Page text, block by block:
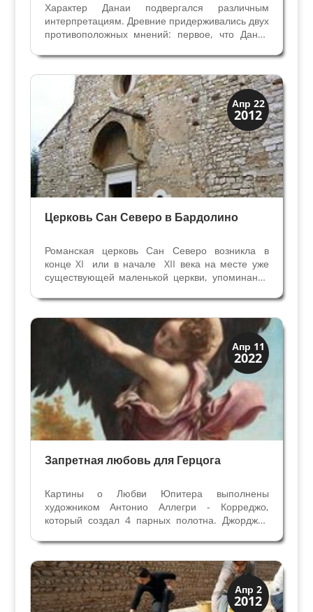
Характер Данаи подвергался различным
интерпретациям. Древние придерживались двух
противоположных мнений: первое, что Даная
противостоять любовному искушению, второе,
что она расчетливая проститутка, готовая
продать себя за деньги. О...
Апр 22
2012
Скрытая Верона
Церкви
Церковь Сан Северо в Бардолино
Романская церковь Сан Северо возникла в
конце XI или в начале XII века на месте уже
существующей маленькой церкви, упоминание
893 году ( в связи с веронским монастырём Св.
Зенона). Часовня Сан Северо подчинялась
приходской...
Апр 11
2022
История
Мифы и Библия
Запретная любовь для Герцога
Картины о Любви Юпитера выполнены
художником Антонио Аллегри - Корреджо,
который создал 4 парных полотна. Джорджио
герцог Мантуи заказал для подарка императору
Карло V. “...другие живописные работы
исполнял он для многих...
Апр 2
2012
Верона